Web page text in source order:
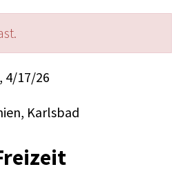
4/17/26
Karlsbad